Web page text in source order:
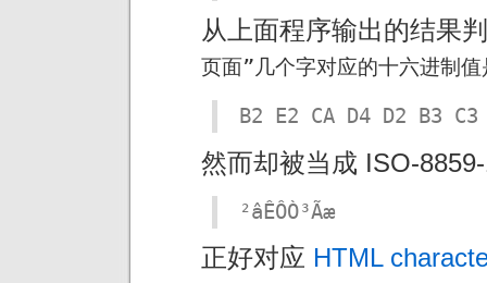
从上面程序输出的结果
页面”几个字对应的十六进制值
B2 E2 CA D4 D2 B3 C3
然而却被当成 ISO-
²âÊÔÒ³Ãæ
正好对应 HTML